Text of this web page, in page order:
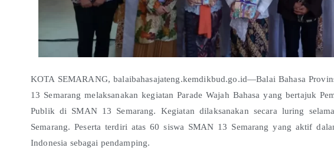
KOTA SEMARANG, balaibahasajateng.kemdikbud.go.id—Balai Bahasa
13 Semarang melaksanakan kegiatan Parade Wajah Bahasa yang bertajuk
Publik di SMAN 13 Semarang. Kegiatan dilaksanakan secara luring
Semarang. Peserta terdiri atas 60 siswa SMAN 13 Semarang yang aktif
Indonesia sebagai pendamping.